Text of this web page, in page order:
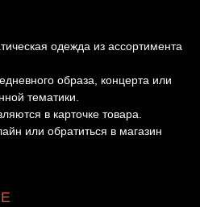
одежда из ассортимента
образа, концерта или
тематики.
в карточке товара.
или обратиться в магазин